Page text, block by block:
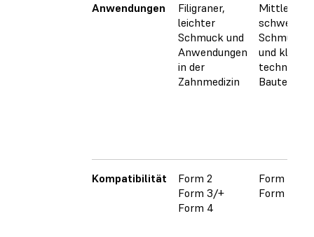
Anwendungen
Filigraner,
leichter
Schmuck und
Anwendungen
in der
Zahnmedizin
Mittlere
schwere
und kleine
technische
Bauteile
Kompatibilität
Form 2
Form 3/+
Form 4
Form 2
Form 3/+